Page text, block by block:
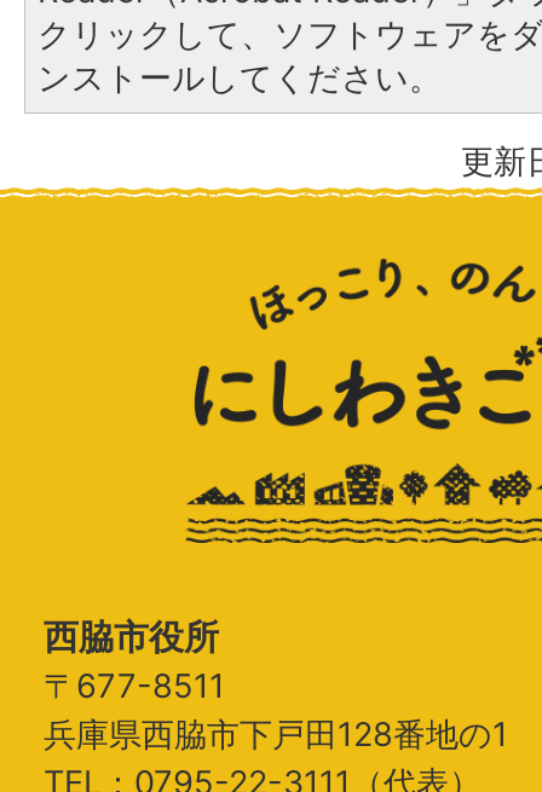
クリックして、ソフトウェアを
ンストールしてください。
更新
西脇市役所
〒677-8511
兵庫県西脇市下戸田128番地の1
TEL：0795-22-3111（代表）